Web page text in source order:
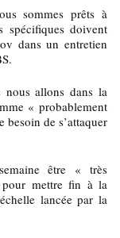
sommes prêts à
spécifiques doivent
dans un entretien
allons dans la
« probablement
de s’attaquer
être « très
pour mettre fin à la
lancée par la